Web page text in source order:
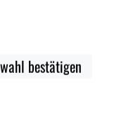
für die
anzupassen.
unser
bestätigen